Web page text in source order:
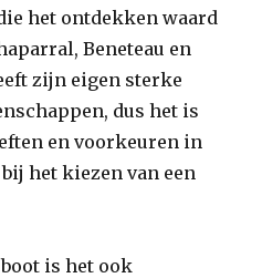
het ontdekken waard
Beneteau en
zijn eigen sterke
dus het is
en voorkeuren in
het kiezen van een
is het ook